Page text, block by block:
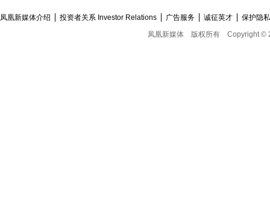
凤凰新媒体介绍 投资者关系 Investor Relations 广告服务 诚征英才
保护隐
凤凰新媒体
版权所有 Copyright ©